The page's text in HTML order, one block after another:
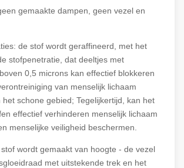
gemaakte dampen, geen vezel en
de stof wordt geraffineerd, met het
stofpenetratie, dat deeltjes met
0,5 microns kan effectief blokkeren
van menselijk lichaam
schone gebied; Tegelijkertijd, kan het
effectief verhinderen menselijk lichaam
menselijke veiligheid beschermen.
wordt gemaakt van hoogte - de vezel
met uitstekende trek en het